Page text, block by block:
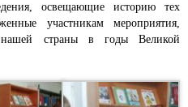
освещающие историю тех
участникам мероприятия,
страны в годы Великой